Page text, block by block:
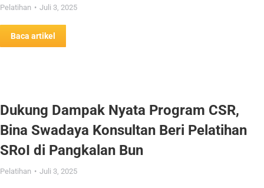
Pelatihan Juli 3, 2025
Baca artikel
Dukung Dampak Nyata Program CSR,
Bina Swadaya Konsultan Beri Pelatihan
SRoI di Pangkalan Bun
Pelatihan Juli 3, 2025